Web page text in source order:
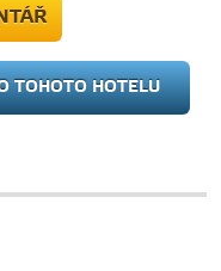
TOHOTO HOTELU